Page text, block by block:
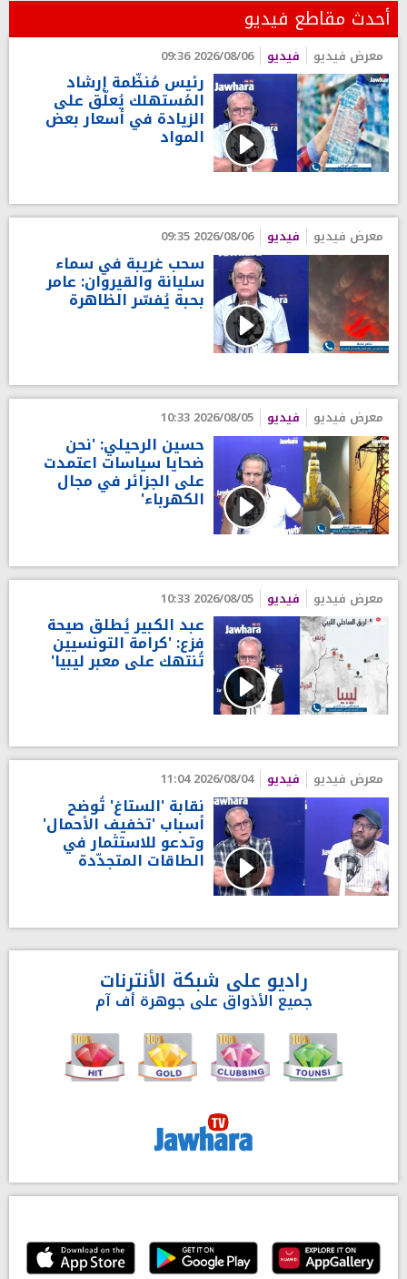
أحدث مقاطع فيديو
معرض فيديو فيديو 2026/08/06 09:36
رئيس مُنظّمة إرشاد
المُستهلك يُعلّق على
الزيادة في أسعار بعض
المواد
معرض فيديو فيديو 2026/08/06 09:35
سحب غريبة في سماء
سليانة والقيروان: عامر
بحبة يُفسّر الظاهرة
معرض فيديو فيديو 2026/08/05 10:33
حسين الرحيلي: 'نحن
ضحايا سياسات اعتمدت
على الجزائر في مجال
الكهرباء'
معرض فيديو فيديو 2026/08/05 10:33
عبد الكبير يُطلق صيحة
فزع: 'كرامة التونسيين
تُنتهك على معبر ليبيا'
معرض فيديو فيديو 2026/08/04 11:04
نقابة 'الستاغ' تُوضح
أسباب 'تخفيف الأحمال'
وتدعو للاستثمار في
الطاقات المتجدّدة
راديو على شبكة الأنترنات
جميع الأذواق على جوهرة أف آم